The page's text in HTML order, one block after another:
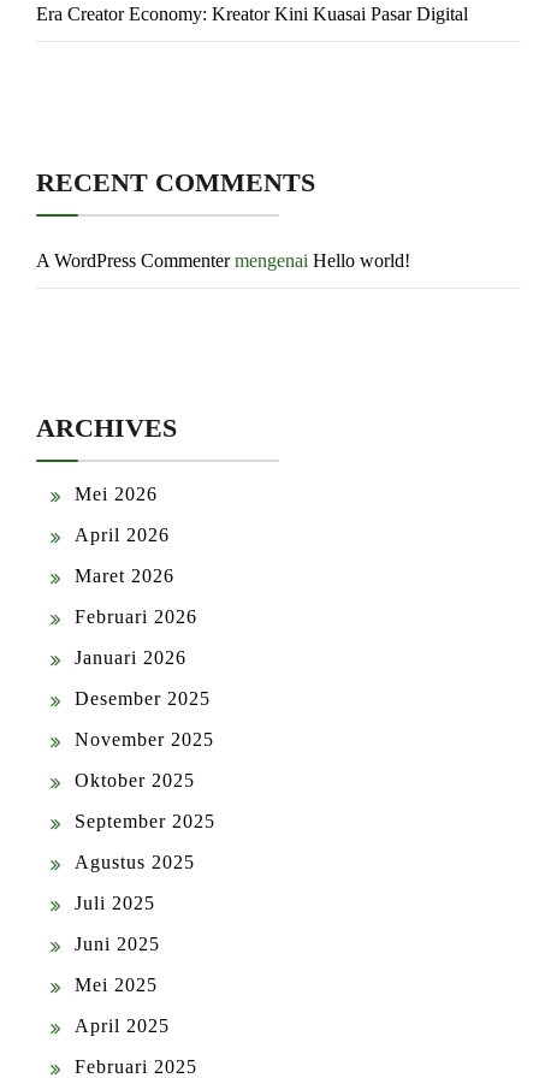
Era Creator Economy: Kreator Kini Kuasai Pasar Digital
RECENT COMMENTS
A WordPress Commentermengenai Hello world!
ARCHIVES
Mei 2026
April 2026
Maret 2026
Februari 2026
Januari 2026
Desember 2025
November 2025
Oktober 2025
September 2025
Agustus 2025
Juli 2025
Juni 2025
Mei 2025
April 2025
Februari 2025